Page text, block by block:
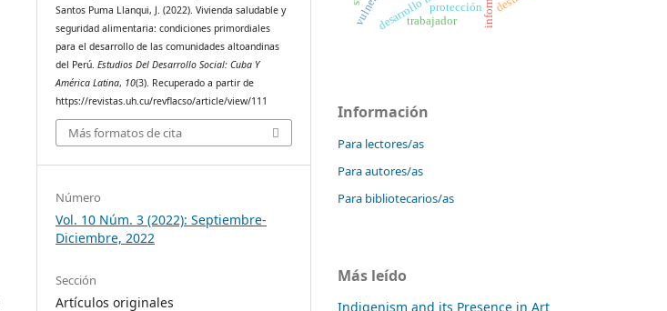
Santos Puma Llanqui, J. (2022). Vivienda saludable y
seguridad alimentaria: condiciones primordiales
para el desarrollo de las comunidades altoandinas
del Perú.Estudios Del Desarrollo Social: Cuba Y
América Latina, 10(3). Recuperado a partir de
https://revistas.uh.cu/revflacso/article/view/111
Más formatos de cita
Número
Vol. 10 Núm. 3 (2022): Septiembre-
Diciembre, 2022
Sección
Artículos originales
protección
trabajador
Información
Para lectores/as
Para autores/as
Para bibliotecarios/as
Más leído
Indigenism and its Presence in Art